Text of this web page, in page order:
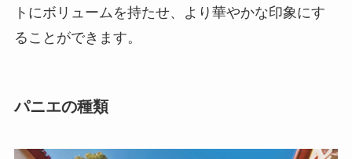
トにボリュームを持たせ、より華やかな印象にす
ることができます。
パニエの種類